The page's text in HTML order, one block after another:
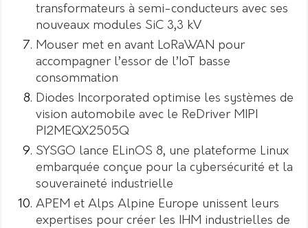
transformateurs à semi-conducteurs avec ses
nouveaux modules SiC 3,3 kV
Mouser met en avant LoRaWAN pour
accompagner l’essor de l’IoT basse
consommation
Diodes Incorporated optimise les systèmes de
vision automobile avec le ReDriver MIPI
PI2MEQX2505Q
SYSGO lance ELinOS 8, une plateforme Linux
embarquée conçue pour la cybersécurité et la
souveraineté industrielle
APEM et Alps Alpine Europe unissent leurs
expertises pour créer les IHM industrielles de